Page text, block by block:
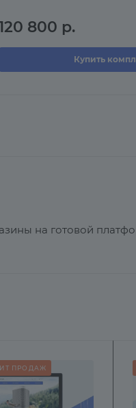
800 р.
Купить
на готовой
ПРОДАЖ